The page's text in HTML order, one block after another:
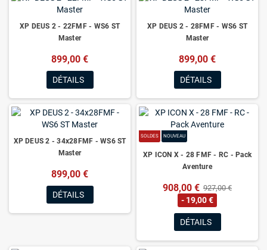
XP DEUS 2 - 22FMF - WS6 ST
Master
899,00 €
DÉTAILS
XP DEUS 2 - 28FMF - WS6 ST
Master
899,00 €
DÉTAILS
XP DEUS 2 - 34x28FMF - WS6 ST
Master
899,00 €
DÉTAILS
SOLDES NOUVEAU
XP ICON X - 28 FMF - RC - Pack
Aventure
908,00 € 927,00 €
- 19,00 €
DÉTAILS